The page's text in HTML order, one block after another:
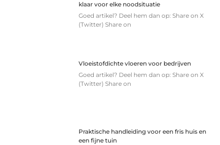
klaar voor elke noodsituatie
Goed artikel? Deel hem dan op: Share on X
(Twitter) Share on
Vloeistofdichte vloeren voor bedrijven
Goed artikel? Deel hem dan op: Share on X
(Twitter) Share on
Praktische handleiding voor een fris huis en
een fijne tuin